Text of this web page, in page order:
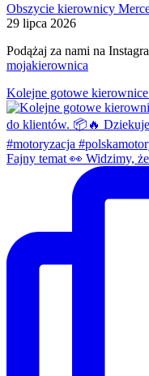
Obszycie kierownicy
29 lipca 2026
Podążaj za nami na
mojakierownica
Kolejne gotowe
Fajny temat 👀 Widzimy,